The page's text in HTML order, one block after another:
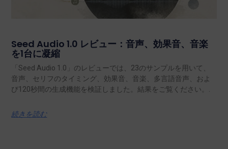
Seed Audio 1.0 レビュー：音声、効果音、音楽
を1台に凝縮
「Seed Audio 1.0」のレビューでは、23のサンプルを用いて、
音声、セリフのタイミング、効果音、音楽、多言語音声、およ
び120秒間の生成機能を検証しました。結果をご覧ください。.
続きを読む